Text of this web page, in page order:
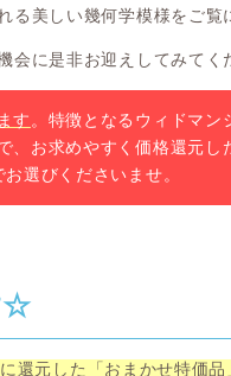
る美しい幾何学模様をご覧
に是非お迎えしてみてく
す 。特徴となるウィドマン
、お求めやすく価格還元し
選びくださいませ。
☆
還元した「おまかせ特価品